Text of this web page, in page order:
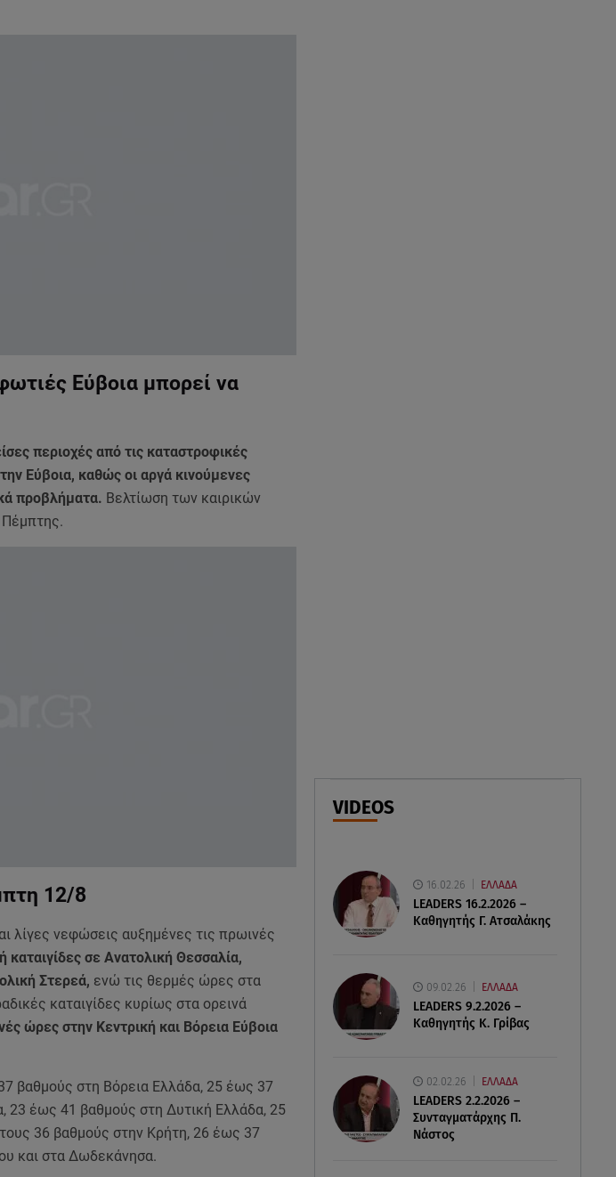
07.08.26 , 14:49
Χιώτη, Χριστίνα Πιτουρά
VIDEOS
16.02.26 ΕΛΛΑΔΑ
LEADERS 16.2.2026 –
Καθηγητής Γ. Ατσαλάκης
09.02.26 ΕΛΛΑΔΑ
LEADERS 9.2.2026 –
Καθηγητής Κ. Γρίβας
02.02.26 ΕΛΛΑΔΑ
LEADERS 2.2.2026 –
Συνταγματάρχης Π.
Νάστος
Εύβοια μπορεί να
περιοχές από τις καταστροφικές
Εύβοια, καθώς οι αργά κινούμενες
προβλήματα. Βελτίωση των καιρικών
12/8
λίγες νεφώσεις αυξημένες τις πρωινές
σε Ανατολική Θεσσαλία,
Στερεά, ενώ τις θερμές ώρες στα
καταιγίδες κυρίως στα ορεινά
ώρες στην Κεντρική και Βόρεια Εύβοια
βαθμούς στη Βόρεια Ελλάδα, 25 έως 37
23 έως 41 βαθμούς στη Δυτική Ελλάδα, 25
36 βαθμούς στην Κρήτη, 26 έως 37
και στα Δωδεκάνησα.